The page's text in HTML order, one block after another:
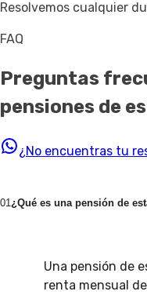
Resolvemos cualquier
FAQ
Preguntas
pensiones de
¿No encuentras tu
01 ¿Qué es una pensión de
Una pensión de
renta mensual